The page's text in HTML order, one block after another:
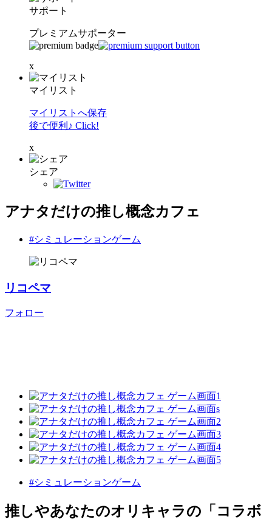
サポート
プレミアムサポーター
x
マイリスト
マイリストへ保存
後で便利♪ Click!
x
シェア
アナタだけの推し概念カフェ
#シミュレーションゲーム
リコペマ
フォロー
#シミュレーションゲーム
推しやあなたのオリキャラの「コラボ